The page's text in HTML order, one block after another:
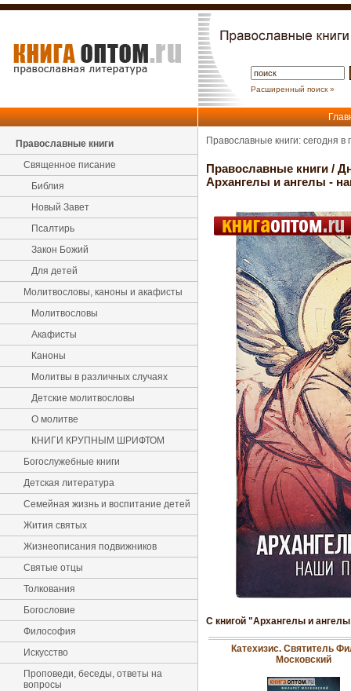
Расширенный поиск »
Православные книги
Священное писание
Библия
Новый Завет
Псалтирь
Закон Божий
Для детей
Молитвословы, каноны и акафисты
Молитвословы
Акафисты
Каноны
Молитвы в различных случаях
Детские молитвословы
О молитве
КНИГИ КРУПНЫМ ШРИФТОМ
Богослужебные книги
Детская литература
Семейная жизнь и воспитание детей
Жития святых
Жизнеописания подвижников
Святые отцы
Толкования
Богословие
Философия
Искусство
Проповеди, беседы, ответы на
вопросы
Православные книги: сегодня
Православные книги /
Архангелы и ангелы -
С книгой "Архангелы и
Катехизис. Святитель
Московский